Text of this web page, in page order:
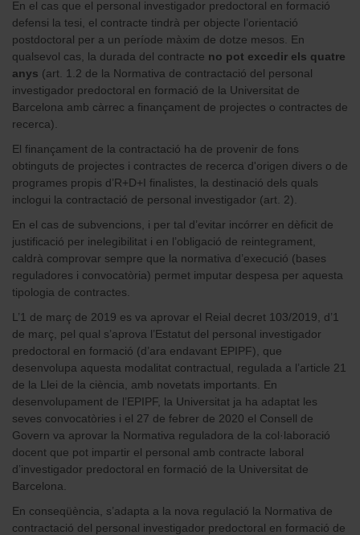
En el cas que el personal investigador predoctoral en formació
defensi la tesi, el contracte tindrà per objecte l’orientació
postdoctoral per a un període màxim de dotze mesos. En
qualsevol cas, la durada del contracte no pot excedir els quatre
anys (art. 1.2 de la Normativa de contractació del personal
investigador predoctoral en formació de la Universitat de
Barcelona amb càrrec a finançament de projectes o contractes de
recerca).
El finançament de la contractació ha de provenir de fons
obtinguts de projectes i contractes de recerca d'origen divers o de
programes propis d’R+D+I finalistes, la destinació dels quals
inclogui la contractació de personal investigador (art. 2).
En el cas de subvencions, i per tal d’evitar incórrer en dèficit de
justificació per inelegibilitat i en l’obligació de reintegrament,
caldrà comprovar sempre que la normativa d’execució (bases
reguladores i convocatòria) permet imputar despesa per aquesta
tipologia de contractes.
L’1 de març de 2019 es va aprovar el Reial decret 103/2019, d’1
de març, pel qual s’aprova l’Estatut del personal investigador
predoctoral en formació (d’ara endavant EPIPF), que
desenvolupa aquesta modalitat contractual, regulada a l’article 21
de la Llei de la ciència, amb novetats importants. En
desenvolupament de l’EPIPF, la Universitat ja ha adaptat les
seves convocatòries i el 27 de febrer de 2020 el Consell de
Govern va aprovar la Normativa reguladora de la col·laboració
docent que pot impartir el personal amb contracte laboral
d’investigador predoctoral en formació de la Universitat de
Barcelona.
En conseqüència, s’adapta a la nova regulació la Normativa de
contractació del personal investigador predoctoral en formació de